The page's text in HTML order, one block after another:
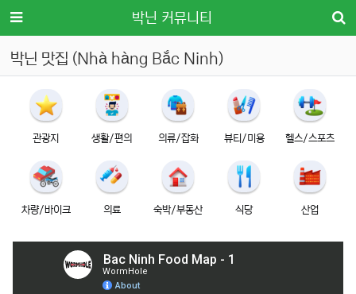
메뉴 박닌 커뮤니티
박닌 맛집 (Nhà hàng Bắc Ninh)
관광지 생활/편의 의류/잡화 뷰티/미용 헬스/스포츠
차량/바이크 의료 숙박/부동산 식당 산업